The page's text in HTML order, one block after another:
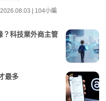
2026.08.03 | 104小編
？科技業外商主管
最多